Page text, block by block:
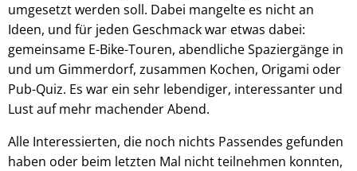
umgesetzt werden soll. Dabei mangelte es nicht an
Ideen, und für jeden Geschmack war etwas dabei:
gemeinsame E-Bike-Touren, abendliche Spaziergänge in
und um Gimmerdorf, zusammen Kochen, Origami oder
Pub-Quiz. Es war ein sehr lebendiger, interessanter und
Lust auf mehr machender Abend.
Alle Interessierten, die noch nichts Passendes gefunden
haben oder beim letzten Mal nicht teilnehmen konnten,